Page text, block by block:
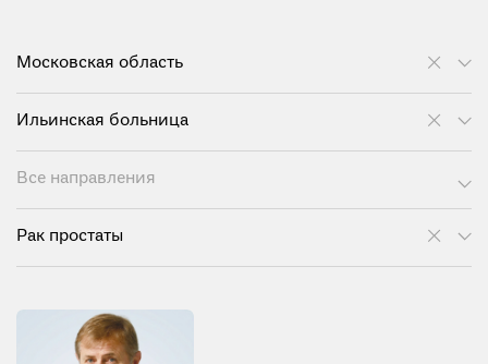
Московская область
Ильинская больница
Все направления
Рак простаты